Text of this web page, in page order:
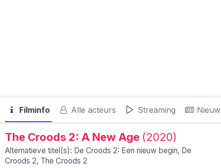
Filminfo Alle acteurs Streaming
The Croods 2: A New Age (2020)
Alternatieve titel(s): De Croods 2: Een nieuw begin, De
Croods 2, The Croods 2